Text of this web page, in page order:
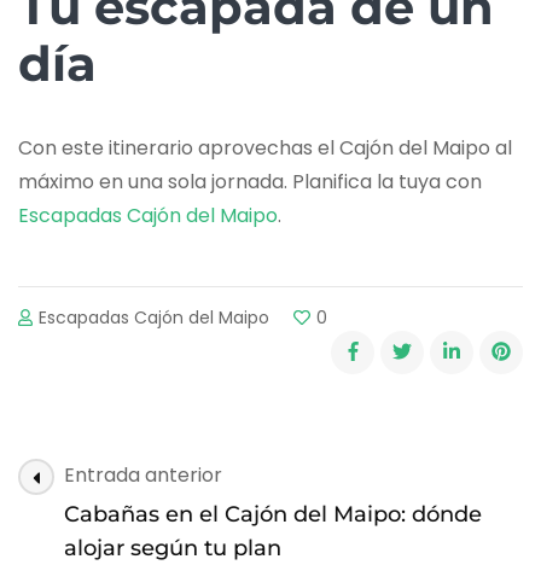
día
Con este itinerario aprovechas el Cajón del Maipo al
máximo en una sola jornada. Planifica la tuya con
Escapadas Cajón del Maipo.
Escapadas Cajón del Maipo 0
Post
Navigation
Entrada anterior
Cabañas en el Cajón del Maipo: dónde
alojar según tu plan